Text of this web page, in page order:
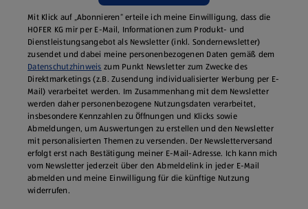
Mit Klick auf „Abonnieren“ erteile ich meine Einwilligung, dass die
HOFER KG mir per E-Mail, Informationen zum Produkt- und
Dienstleistungsangebot als Newsletter (inkl. Sondernewsletter)
zusendet und dabei meine personenbezogenen Daten gemäß dem
Datenschutzhinweis zum Punkt Newsletter zum Zwecke des
Direktmarketings (z.B. Zusendung individualisierter Werbung per E-
Mail) verarbeitet werden. Im Zusammenhang mit dem Newsletter
werden daher personenbezogene Nutzungsdaten verarbeitet,
insbesondere Kennzahlen zu Öffnungen und Klicks sowie
Abmeldungen, um Auswertungen zu erstellen und den Newsletter
mit personalisierten Themen zu versenden. Der Newsletterversand
erfolgt erst nach Bestätigung meiner E-Mail-Adresse. Ich kann mich
vom Newsletter jederzeit über den Abmeldelink in jeder E‑Mail
abmelden und meine Einwilligung für die künftige Nutzung
widerrufen.